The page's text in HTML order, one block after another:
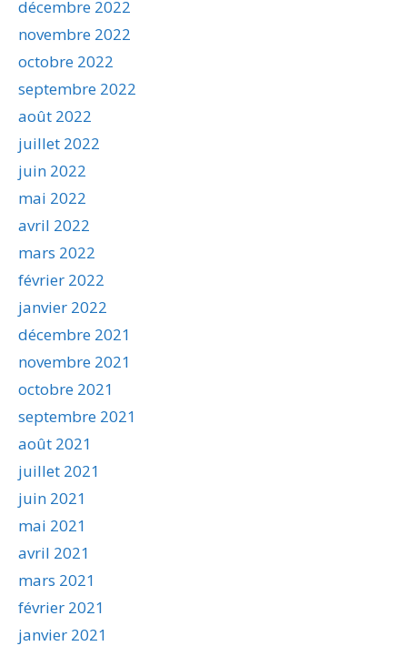
décembre 2022
novembre 2022
octobre 2022
septembre 2022
août 2022
juillet 2022
juin 2022
mai 2022
avril 2022
mars 2022
février 2022
janvier 2022
décembre 2021
novembre 2021
octobre 2021
septembre 2021
août 2021
juillet 2021
juin 2021
mai 2021
avril 2021
mars 2021
février 2021
janvier 2021